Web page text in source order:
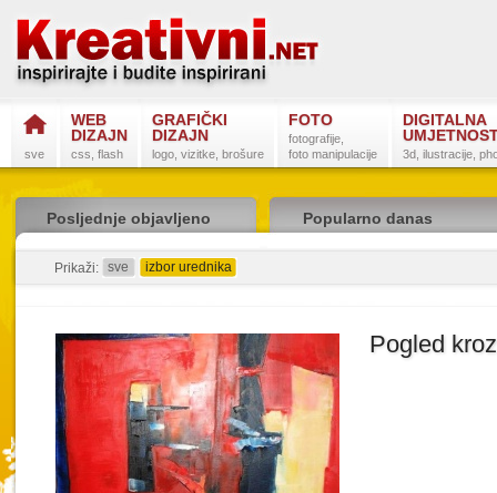
sve
WEB
DIZAJN
css, flash
GRAFIČKI
DIZAJN
logo, vizitke, brošure
FOTO
fotografije,
foto manipulacije
DIGITALNA
3d, ilustracije,
Posljednje objavljeno Popularno danas
Prikaži: sve izbor urednika
Pogled